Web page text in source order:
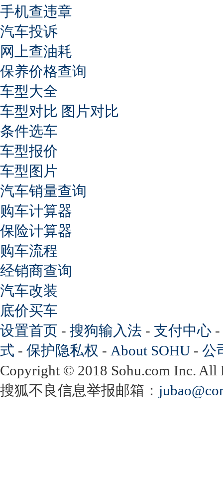
手机查违章
汽车投诉
网上查油耗
保养价格查询
车型大全
车型对比 图片对比
条件选车
车型报价
车型图片
汽车销量查询
购车计算器
保险计算器
购车流程
经销商查询
汽车改装
底价买车
设置首页 - 搜狗输入法 - 支付中心 -
式 - 保护隐私权 - About SOHU - 公
Copyright © 2018 Sohu.com Inc.
搜狐不良信息举报邮箱：